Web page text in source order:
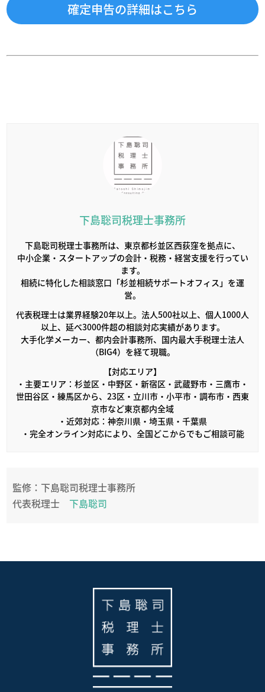
確定申告の詳細はこちら
下島聡司税理士事務所
下島聡司税理士事務所は、東京都杉並区西荻窪を拠点に、
中小企業・スタートアップの会計・税務・経営支援を行ってい
ます。
相続に特化した相談窓口「杉並相続サポートオフィス」を運
営。
代表税理士は業界経験20年以上。法人500社以上、個人1000人
以上、延べ3000件超の相談対応実績があります。
大手化学メーカー、都内会計事務所、国内最大手税理士法人
（BIG4）を経て現職。
【対応エリア】
・主要エリア：杉並区・中野区・新宿区・武蔵野市・三鷹市・
世田谷区・練馬区から、23区・立川市・小平市・調布市・西東
京市など東京都内全域
・近郊対応：神奈川県・埼玉県・千葉県
・完全オンライン対応により、全国どこからでもご相談可能
監修：下島聡司税理士事務所
代表税理士 下島聡司